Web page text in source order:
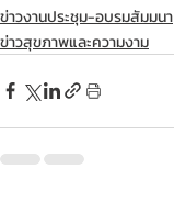
ข่าวงานประชุม-อบรมสัมมนา
ข่าวสุขภาพและความงาม